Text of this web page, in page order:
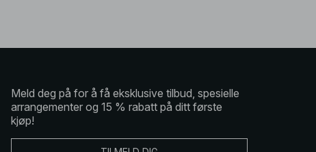
Meld deg på for å få eksklusive tilbud, spesielle
arrangementer og 15 % rabatt på ditt første
kjøp!